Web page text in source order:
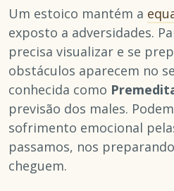
Um estoico mantém a
exposto a adversidades.
precisa visualizar e se
obstáculos aparecem no
conhecida como
previsão dos males.
sofrimento emocional
passamos, nos
cheguem.